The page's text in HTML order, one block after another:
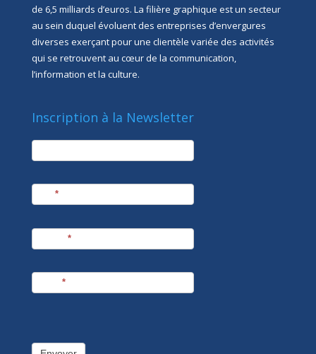
de 6,5 milliards d’euros. La filière graphique est un secteur
au sein duquel évoluent des entreprises d’envergures
diverses exerçant pour une clientèle variée des activités
qui se retrouvent au cœur de la communication,
l’information et la culture.
Inscription à la Newsletter
newsletter
*
*
*